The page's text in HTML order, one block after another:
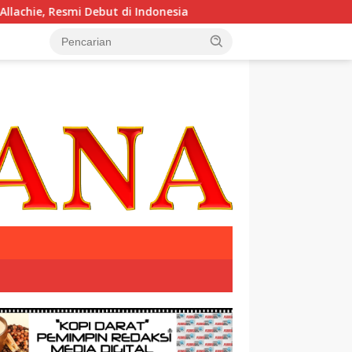
Debut di Indonesia Krisis Komunikasi Pemerintah